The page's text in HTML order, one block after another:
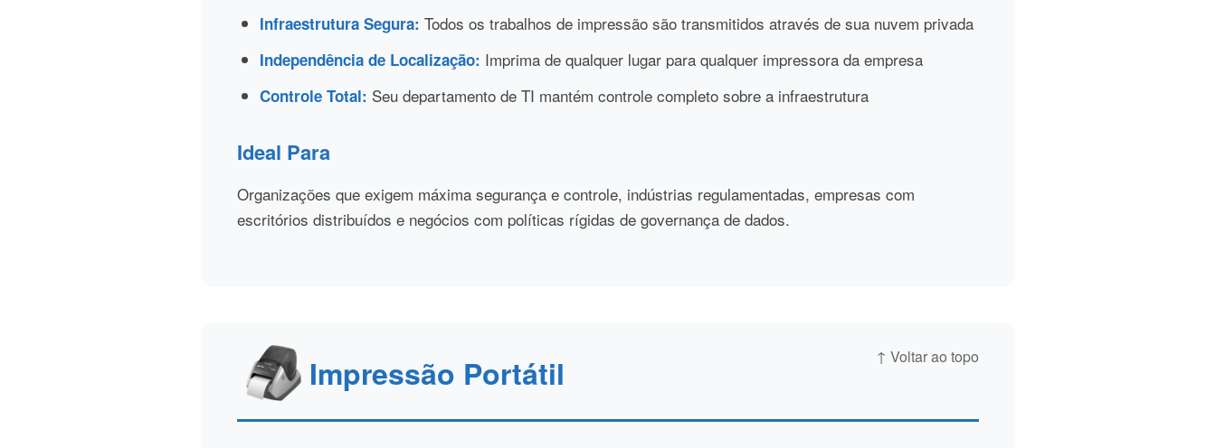
Infraestrutura Segura: Todos os trabalhos de impressão são transmitidos através de sua nuvem privada
Independência de Localização: Imprima de qualquer lugar para qualquer impressora da empresa
Controle Total: Seu departamento de TI mantém controle completo sobre a infraestrutura
Ideal Para
Organizações que exigem máxima segurança e controle, indústrias regulamentadas, empresas com
escritórios distribuídos e negócios com políticas rígidas de governança de dados.
Impressão Portátil ↑ Voltar ao topo